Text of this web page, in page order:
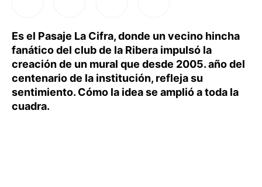
Es el Pasaje La Cifra, donde un vecino hincha
fanático del club de la Ribera impulsó la
creación de un mural que desde 2005. año del
centenario de la institución, refleja su
sentimiento. Cómo la idea se amplió a toda la
cuadra.